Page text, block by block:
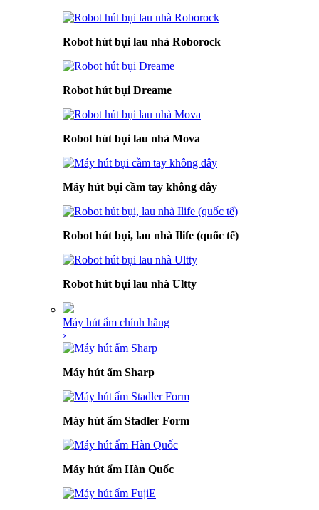
Robot hút bụi lau nhà Roborock
Robot hút bụi Dreame
Robot hút bụi lau nhà Mova
Máy hút bụi cầm tay không dây
Robot hút bụi, lau nhà Ilife (quốc tế)
Robot hút bụi lau nhà Ultty
Máy hút ẩm chính hãng
›
Máy hút ẩm Sharp
Máy hút ẩm Stadler Form
Máy hút ẩm Hàn Quốc